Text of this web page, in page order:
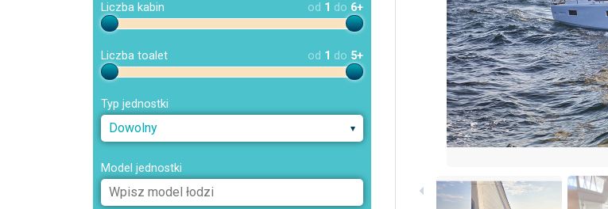
Liczba kabin od 1 do 6+
Liczba toalet od 1 do 5+
Typ jednostki
Dowolny
Model jednostki